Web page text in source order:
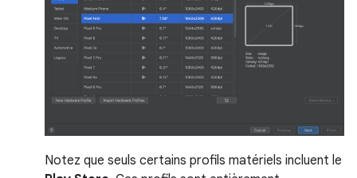
Notez que seuls certains profils matériels incluent le